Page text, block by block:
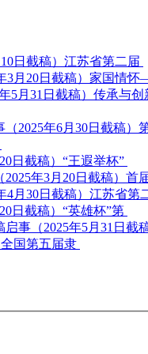
江苏省第二届
家国情
传承与创
“王遐举杯”
首
江苏省第
“英雄杯”第
全国第五届隶